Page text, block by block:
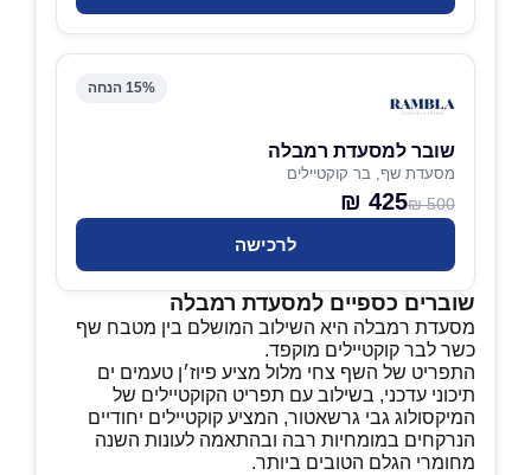
15% הנחה
שובר למסעדת רמבלה
מסעדת שף, בר קוקטיילים
500 ₪
425 ₪
לרכישה
שוברים כספיים למסעדת רמבלה
מסעדת רמבלה היא השילוב המושלם בין מטבח שף
כשר לבר קוקטיילים מוקפד.
התפריט של השף צחי מלול מציע פיוז׳ן טעמים ים
תיכוני עדכני, בשילוב עם תפריט הקוקטיילים של
המיקסולוג גבי גרשאטור, המציע קוקטיילים יחודיים
הנרקחים במומחיות רבה ובהתאמה לעונות השנה
מחומרי הגלם הטובים ביותר.